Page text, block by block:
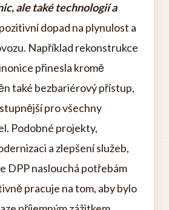
ale také technologií a
dopad na plynulost a
Například rekonstrukce
přinesla kromě
také bezbariérový přístup,
pro všechny
Podobné projekty,
a zlepšení služeb,
DPP naslouchá potřebám
pracuje na tom, aby bylo